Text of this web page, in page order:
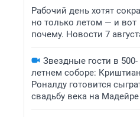
Рабочий день хотят
но только летом — и вот
почему. Новости 7
Звездные гости в 500-
летнем соборе:
Роналду готовится
свадьбу века на Мадейре